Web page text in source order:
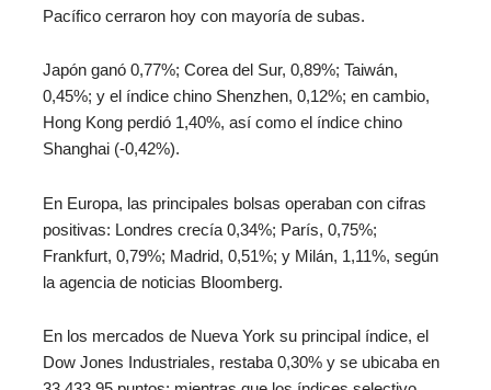
Pacífico cerraron hoy con mayoría de subas.
Japón ganó 0,77%; Corea del Sur, 0,89%; Taiwán,
0,45%; y el índice chino Shenzhen, 0,12%; en cambio,
Hong Kong perdió 1,40%, así como el índice chino
Shanghai (-0,42%).
En Europa, las principales bolsas operaban con cifras
positivas: Londres crecía 0,34%; París, 0,75%;
Frankfurt, 0,79%; Madrid, 0,51%; y Milán, 1,11%, según
la agencia de noticias Bloomberg.
En los mercados de Nueva York su principal índice, el
Dow Jones Industriales, restaba 0,30% y se ubicaba en